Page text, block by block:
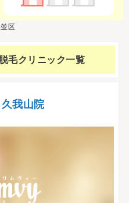
区
毛クリニック一覧
我山院